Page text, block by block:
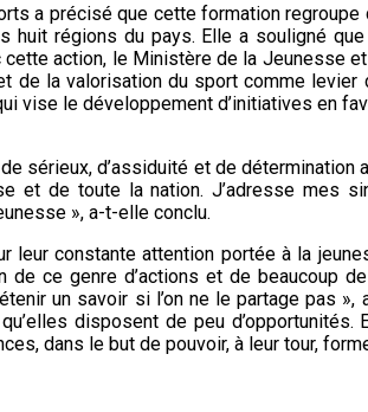
a précisé que cette formation
régions du pays. Elle a souligné
action, le Ministère de la Jeunesse
la valorisation du sport comme
vise le développement d’initiatives en
sérieux, d’assiduité et de
et de toute la nation. J’adresse mes
», a-t-elle conclu.
leur constante attention portée à la
ce genre d’actions et de beaucoup
un savoir si l’on ne le partage pas
disposent de peu
dans le but de pouvoir, à leur tour,